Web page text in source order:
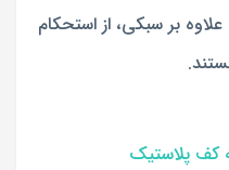
بر سبکی، از استحکام